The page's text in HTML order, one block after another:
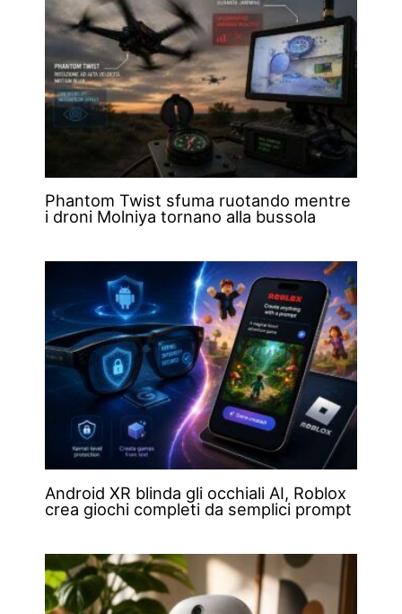
Phantom Twist sfuma ruotando mentre
i droni Molniya tornano alla bussola
Android XR blinda gli occhiali AI, Roblox
crea giochi completi da semplici prompt